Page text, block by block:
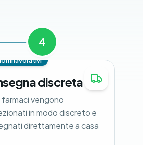
4
lavorativi
discreta
farmaci vengono
in modo discreto e
direttamente a casa